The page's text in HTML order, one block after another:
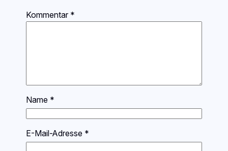
Kommentar *
Name *
E-Mail-Adresse *